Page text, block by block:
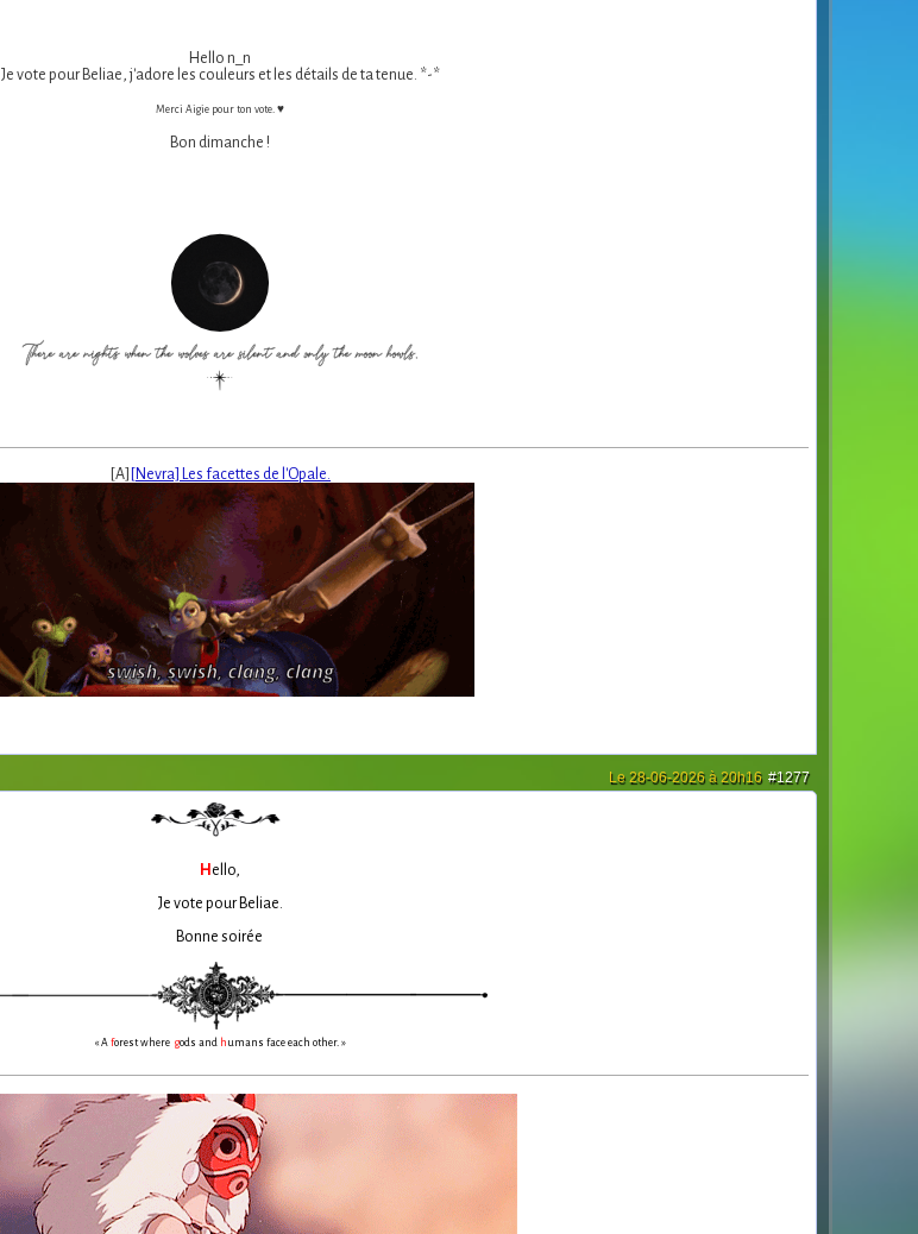
Hello n_n
Je vote pour Beliae, j'adore les couleurs et les détails de ta tenue. *-*
Merci Aigie pour ton vote. ♥
Bon dimanche !
[A] [Nevra] Les facettes de l'Opale.
#1277
Le 28-06-2026 à 20h16
H ello,
Je vote pour Beliae.
Bonne soirée
« A forest where gods and h umans face each other. »